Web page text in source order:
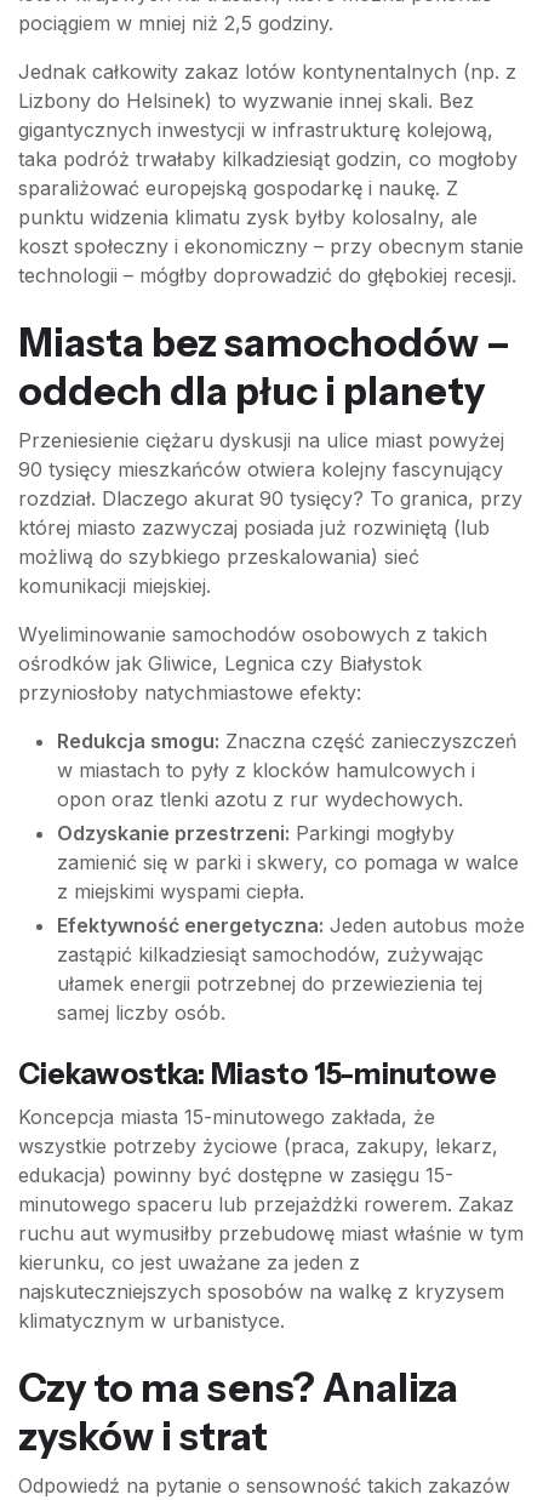
pociągiem w mniej niż 2,5 godziny.
Jednak całkowity zakaz lotów kontynentalnych (np. z
Lizbony do Helsinek) to wyzwanie innej skali. Bez
gigantycznych inwestycji w infrastrukturę kolejową,
taka podróż trwałaby kilkadziesiąt godzin, co mogłoby
sparaliżować europejską gospodarkę i naukę. Z
punktu widzenia klimatu zysk byłby kolosalny, ale
koszt społeczny i ekonomiczny – przy obecnym stanie
technologii – mógłby doprowadzić do głębokiej recesji.
Miasta bez samochodów –
oddech dla płuc i planety
Przeniesienie ciężaru dyskusji na ulice miast powyżej
90 tysięcy mieszkańców otwiera kolejny fascynujący
rozdział. Dlaczego akurat 90 tysięcy? To granica, przy
której miasto zazwyczaj posiada już rozwiniętą (lub
możliwą do szybkiego przeskalowania) sieć
komunikacji miejskiej.
Wyeliminowanie samochodów osobowych z takich
ośrodków jak Gliwice, Legnica czy Białystok
przyniosłoby natychmiastowe efekty:
Redukcja smogu: Znaczna część zanieczyszczeń
w miastach to pyły z klocków hamulcowych i
opon oraz tlenki azotu z rur wydechowych.
Odzyskanie przestrzeni: Parkingi mogłyby
zamienić się w parki i skwery, co pomaga w walce
z miejskimi wyspami ciepła.
Efektywność energetyczna: Jeden autobus może
zastąpić kilkadziesiąt samochodów, zużywając
ułamek energii potrzebnej do przewiezienia tej
samej liczby osób.
Ciekawostka: Miasto 15-minutowe
Koncepcja miasta 15-minutowego zakłada, że
wszystkie potrzeby życiowe (praca, zakupy, lekarz,
edukacja) powinny być dostępne w zasięgu 15-
minutowego spaceru lub przejażdżki rowerem. Zakaz
ruchu aut wymusiłby przebudowę miast właśnie w tym
kierunku, co jest uważane za jeden z
najskuteczniejszych sposobów na walkę z kryzysem
klimatycznym w urbanistyce.
Czy to ma sens? Analiza
zysków i strat
Odpowiedź na pytanie o sensowność takich zakazów